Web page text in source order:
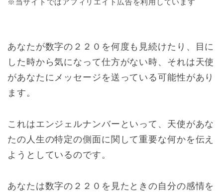
※当サイトではアフィリエイト広告を利用しています
あなたが数字の２２０を何度も見続けたり、目に
した時から気になって仕方がない時、それは天使
があなたにメッセージを送っている可能性があり
ます。
これはエンジェルナンバーといって、天使があな
たの人生の特定の側面に関して重要な何かを伝え
ようとしているのです。
あなたは数字の２２０を見たときの自分の感情を